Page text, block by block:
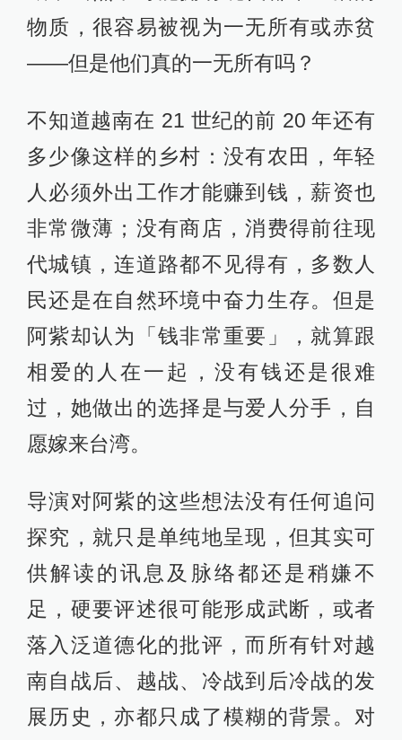
物质，很容易被视为一无所有或赤贫
——但是他们真的一无所有吗？
不知道越南在 21 世纪的前 20 年还有
多少像这样的乡村：没有农田，年轻
人必须外出工作才能赚到钱，薪资也
非常微薄；没有商店，消费得前往现
代城镇，连道路都不见得有，多数人
民还是在自然环境中奋力生存。但是
阿紫却认为「钱非常重要」，就算跟
相爱的人在一起，没有钱还是很难
过，她做出的选择是与爱人分手，自
愿嫁来台湾。
导演对阿紫的这些想法没有任何追问
探究，就只是单纯地呈现，但其实可
供解读的讯息及脉络都还是稍嫌不
足，硬要评述很可能形成武断，或者
落入泛道德化的批评，而所有针对越
南自战后、越战、冷战到后冷战的发
展历史，亦都只成了模糊的背景。对